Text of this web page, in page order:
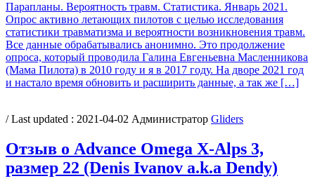
Парапланы. Вероятность травм. Статистика. Январь 2021.
Опрос активно летающих пилотов с целью исследования
статистики травматизма и вероятности возникновения травм.
Все данные обрабатывались анонимно. Это продолжение
опроса, который проводила Галина Евгеньевна Масленникова
(Мама Пилота) в 2010 году и я в 2017 году. На дворе 2021 год
и настало время обновить и расширить данные, а так же […]
/ Last updated : 2021-04-02 Администратор Gliders
Отзыв о Advance Omega X-Alps 3,
размер 22 (Denis Ivanov a.k.a Dendy)